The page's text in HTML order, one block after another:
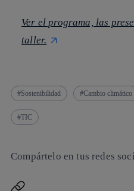
Ver el programa, las
taller.
Sostenibilidad Cambio climático
TIC
Compártelo en tus redes
Copiar enlace
Copiar enlace